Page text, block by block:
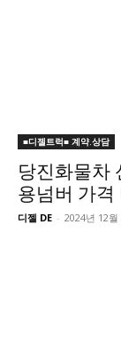
■디젤트럭■ 계약.상담
당진화물차
용넘버 가격
디젤 DE - 2024년 12월